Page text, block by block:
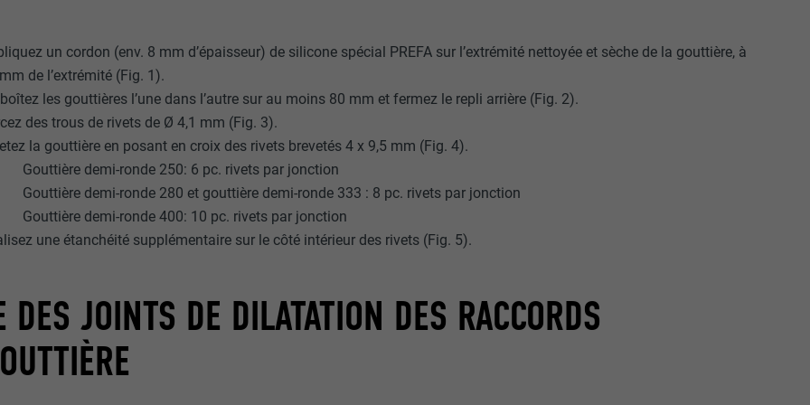
un cordon (env. 8 mm d’épaisseur) de silicone spécial PREFA sur l’extrémité nettoyée et sèche de la gouttière, à
de l’extrémité (Fig. 1).
les gouttières l’une dans l’autre sur au moins 80 mm et fermez le repli arrière (Fig. 2).
des trous de rivets de Ø 4,1 mm (Fig. 3).
la gouttière en posant en croix des rivets brevetés 4 x 9,5 mm (Fig. 4).
Gouttière demi-ronde 250: 6 pc. rivets par jonction
Gouttière demi-ronde 280 et gouttière demi-ronde 333 : 8 pc. rivets par jonction
Gouttière demi-ronde 400: 10 pc. rivets par jonction
une étanchéité supplémentaire sur le côté intérieur des rivets (Fig. 5).
DES JOINTS DE DILATATION DES RACCORDS
Google Universal Analytics
1 jour
Enregistre un identifiant unique utilisé pour générer des données
statistiques sur la manière dont l'utilisateur utilise le site Internet.
_gaexp
90 jours
Est placé afin de tester si le navigateur autorise l'utilisation de cookies. Ne
lang
ads.linkedin.com
Enregistre la langue choisie par l'utilisateur pour un site Internet.
LinkedIn
Session